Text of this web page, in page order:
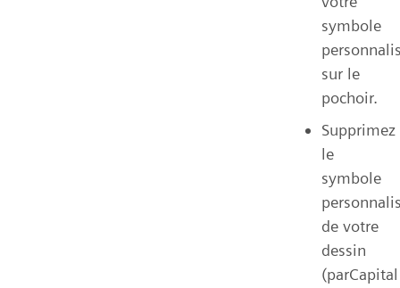
symbole
sur le
pochoir.
Supprimez
le
symbole
de votre
dessin
(parCapital